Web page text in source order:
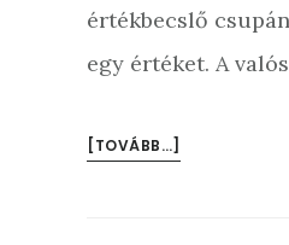
értékbecslő
egy értéket. A
[TOVÁBB…]